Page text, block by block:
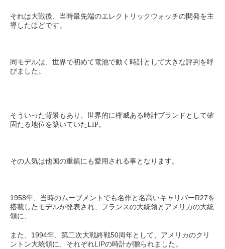
それは大戦後、当時最先端のエレクトリックウォッチの開発を主
導したほどです。
同モデルは、世界で初めて電池で動く時計として大きな評判を呼
びました。
そういった背景もあり、世界的に権威ある時計ブランドとして確
固たる地位を築いていたLIP。
その人気は他国の重鎮にも愛用される事となります。
1958年、当時のムーブメントでも名作と名高いキャリバーR27を
搭載したモデルが発表され、フランスの大統領とアメリカの大統
領に、
また、 1994年、第二次大戦終戦50周年として、アメリカのクリ
ントン大統領に、それぞれLIPの時計が贈られました。